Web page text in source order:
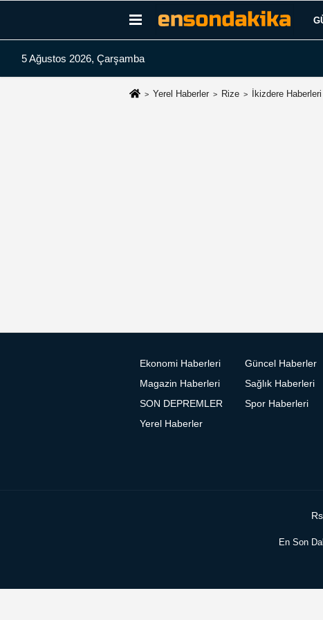
5 Ağustos 2026, Çarşamba
Yerel Haberler Rize İkizdere Haberleri
Ekonomi Haberleri
Güncel Haberler
Magazin Haberleri
Sağlık Haberleri
SON DEPREMLER
Spor Haberleri
Yerel Haberler
En Son